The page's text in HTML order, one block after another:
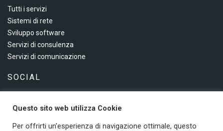
Tutti i servizi
Sistemi di rete
Sviluppo software
Servizi di consulenza
Servizi di comunicazione
SOCIAL
Seguici sui social
Questo sito web utilizza Cookie
Per offrirti un'esperienza di navigazione ottimale, questo